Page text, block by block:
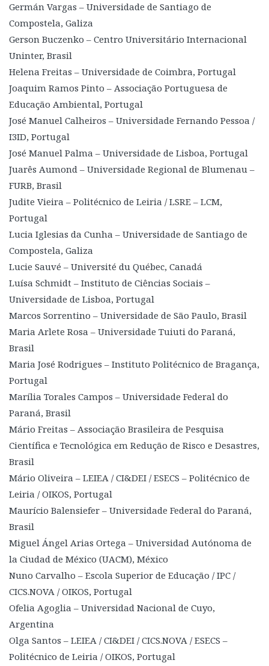
Germán Vargas – Universidade de Santiago de
Compostela, Galiza
Gerson Buczenko – Centro Universitário Internacional
Uninter, Brasil
Helena Freitas – Universidade de Coimbra, Portugal
Joaquim Ramos Pinto – Associação Portuguesa de
Educação Ambiental, Portugal
José Manuel Calheiros – Universidade Fernando Pessoa /
I3ID, Portugal
José Manuel Palma – Universidade de Lisboa, Portugal
Juarês Aumond – Universidade Regional de Blumenau –
FURB, Brasil
Judite Vieira – Politécnico de Leiria / LSRE – LCM,
Portugal
Lucia Iglesias da Cunha – Universidade de Santiago de
Compostela, Galiza
Lucie Sauvé – Université du Québec, Canadá
Luísa Schmidt – Instituto de Ciências Sociais –
Universidade de Lisboa, Portugal
Marcos Sorrentino – Universidade de São Paulo, Brasil
Maria Arlete Rosa – Universidade Tuiuti do Paraná,
Brasil
Maria José Rodrigues – Instituto Politécnico de Bragança,
Portugal
Marília Torales Campos – Universidade Federal do
Paraná, Brasil
Mário Freitas – Associação Brasileira de Pesquisa
Científica e Tecnológica em Redução de Risco e Desastres,
Brasil
Mário Oliveira – LEIEA / CI&DEI / ESECS – Politécnico de
Leiria / OIKOS, Portugal
Maurício Balensiefer – Universidade Federal do Paraná,
Brasil
Miguel Ángel Arias Ortega – Universidad Autónoma de
la Ciudad de México (UACM), México
Nuno Carvalho – Escola Superior de Educação / IPC /
CICS.NOVA / OIKOS, Portugal
Ofelia Agoglia – Universidad Nacional de Cuyo,
Argentina
Olga Santos – LEIEA / CI&DEI / CICS.NOVA / ESECS –
Politécnico de Leiria / OIKOS, Portugal